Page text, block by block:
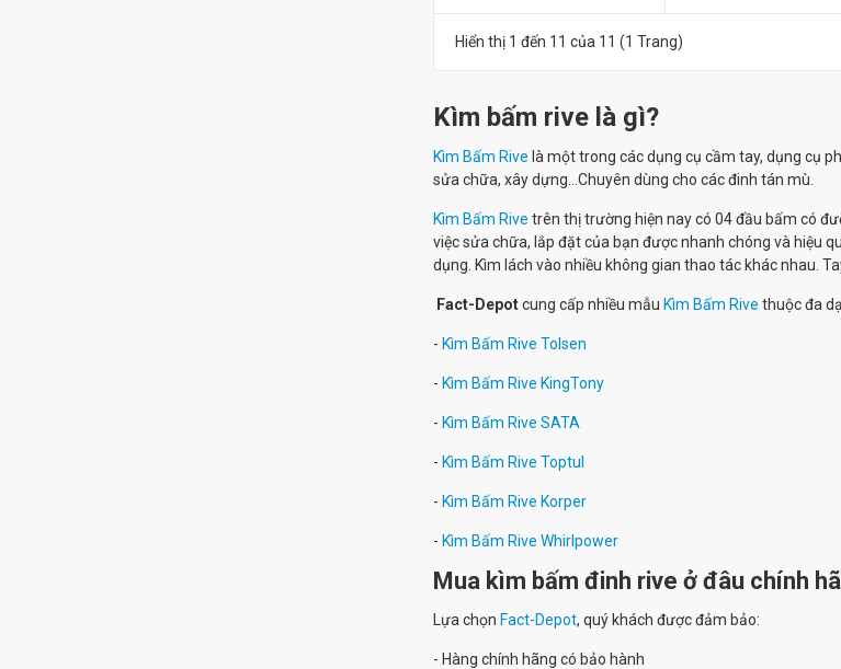
Hiển thị 1 đến 11 của 11 (1 Trang)
Kìm bấm rive là gì?
Kìm Bấm Rive là một trong các dụng cụ cầm tay, dụng cụ
sửa chữa, xây dựng…Chuyên dùng cho các đinh tán mù.
Kìm Bấm Rive trên thị trường hiện nay có 04 đầu bấm có
việc sửa chữa, lắp đặt của bạn được nhanh chóng và hiệu
dụng. Kìm lách vào nhiều không gian thao tác khác nhau.
Fact-Depotcung cấp nhiều mẫu Kìm Bấm Rive thuộc đa
- Kìm Bấm Rive Tolsen
- Kìm Bấm Rive KingTony
- Kìm Bấm Rive SATA
- Kìm Bấm Rive Toptul
- Kìm Bấm Rive Korper
- Kìm Bấm Rive Whirlpower
Mua kìm bấm đinh rive ở đâu chính
Lựa chọn Fact-Depot, quý khách được đảm bảo:
- Hàng chính hãng có bảo hành